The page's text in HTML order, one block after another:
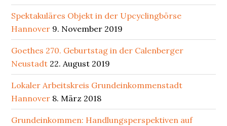
Spektakuläres Objekt in der Upcyclingbörse
Hannover 9. November 2019
Goethes 270. Geburtstag in der Calenberger
Neustadt 22. August 2019
Lokaler Arbeitskreis Grundeinkommenstadt
Hannover 8. März 2018
Grundeinkommen: Handlungsperspektiven auf